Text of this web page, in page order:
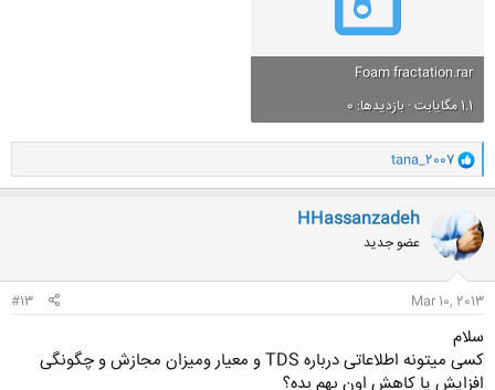
Foam fractation.rar
1.1 مگایابت · بازدیدها: 0
و
ا
ک
ش
ه
ا
tana_2007
HHassanzadeh
عضو جدید
Mar 10, 2013
#13
سلام
کسی میتونه اطلاعاتی درباره TDS و معیار ومیزان مجازش و چگونگی
افزایش یا کاهش اون بهم بده؟